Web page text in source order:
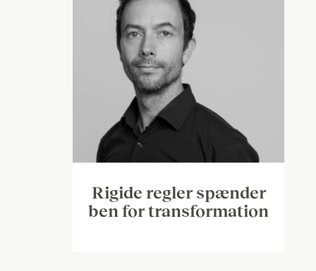
Rigide regler spænder
ben for transformation